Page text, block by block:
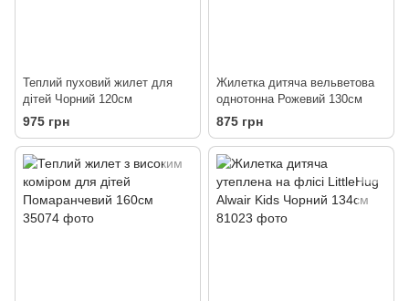
Теплий пуховий жилет для
дітей Чорний 120см
975 грн
Жилетка дитяча вельветова
однотонна Рожевий 130см
875 грн